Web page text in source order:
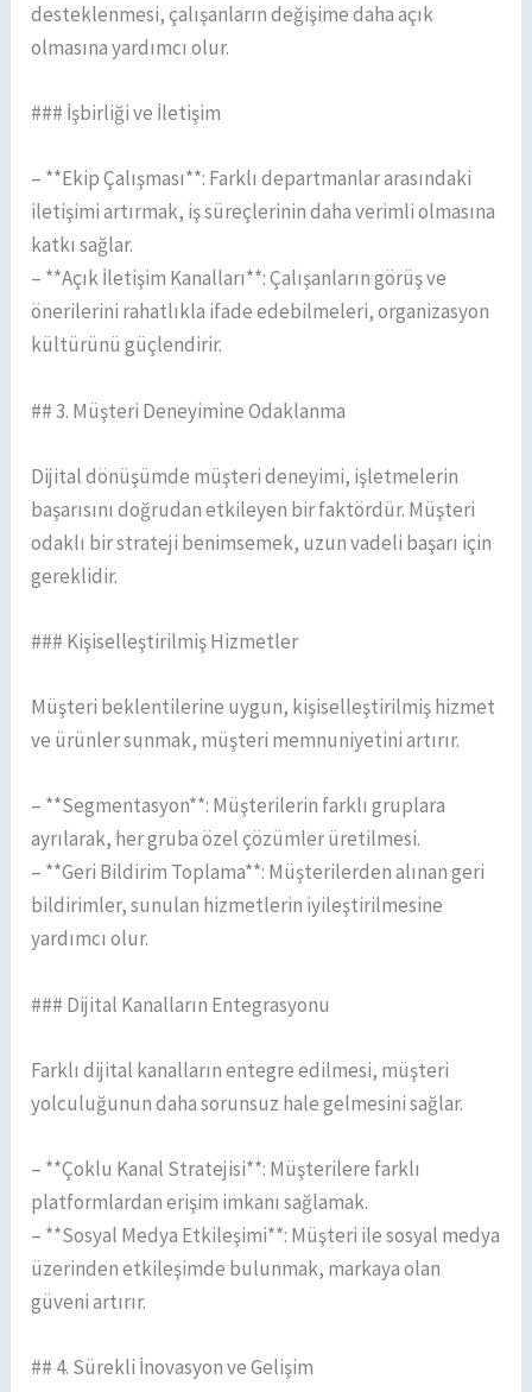
desteklenmesi, çalışanların değişime daha açık
olmasına yardımcı olur.
### İşbirliği ve İletişim
– **Ekip Çalışması**: Farklı departmanlar arasındaki
iletişimi artırmak, iş süreçlerinin daha verimli olmasına
katkı sağlar.
– **Açık İletişim Kanalları**: Çalışanların görüş ve
önerilerini rahatlıkla ifade edebilmeleri, organizasyon
kültürünü güçlendirir.
## 3. Müşteri Deneyimine Odaklanma
Dijital dönüşümde müşteri deneyimi, işletmelerin
başarısını doğrudan etkileyen bir faktördür. Müşteri
odaklı bir strateji benimsemek, uzun vadeli başarı için
gereklidir.
### Kişiselleştirilmiş Hizmetler
Müşteri beklentilerine uygun, kişiselleştirilmiş hizmet
ve ürünler sunmak, müşteri memnuniyetini artırır.
– **Segmentasyon**: Müşterilerin farklı gruplara
ayrılarak, her gruba özel çözümler üretilmesi.
– **Geri Bildirim Toplama**: Müşterilerden alınan geri
bildirimler, sunulan hizmetlerin iyileştirilmesine
yardımcı olur.
### Dijital Kanalların Entegrasyonu
Farklı dijital kanalların entegre edilmesi, müşteri
yolculuğunun daha sorunsuz hale gelmesini sağlar.
– **Çoklu Kanal Stratejisi**: Müşterilere farklı
platformlardan erişim imkanı sağlamak.
– **Sosyal Medya Etkileşimi**: Müşteri ile sosyal medya
üzerinden etkileşimde bulunmak, markaya olan
güveni artırır.
## 4. Sürekli İnovasyon ve Gelişim